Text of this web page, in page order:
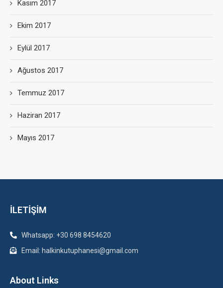
Kasım 2017
Ekim 2017
Eylül 2017
Ağustos 2017
Temmuz 2017
Haziran 2017
Mayıs 2017
İLETİŞİM
Whatsapp: +30 698 8454620
Email: halkinkutuphanesi@gmail.com
About Links